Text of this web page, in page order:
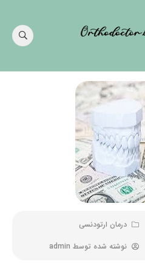
درمان ارتودنسی
نوشته شده توسط admin